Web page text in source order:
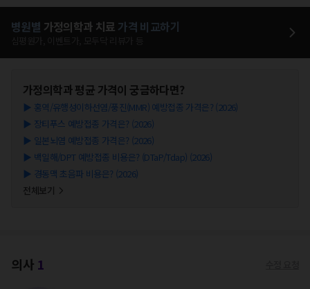
병원별 가정의학과 치료 가격 비교하기
가정의학과평균 가격이 궁금하다면?
▶ 홍역/유행성이하선염/풍진(MMR) 예방접종 가격은? (2026)
▶ 장티푸스 예방접종 가격은? (2026)
▶ 일본뇌염 예방접종 가격은? (2026)
▶ 백일해/DPT 예방접종 비용은? (DTaP/Tdap) (2026)
▶ 경동맥 초음파 비용은? (2026)
전체보기
의사 1